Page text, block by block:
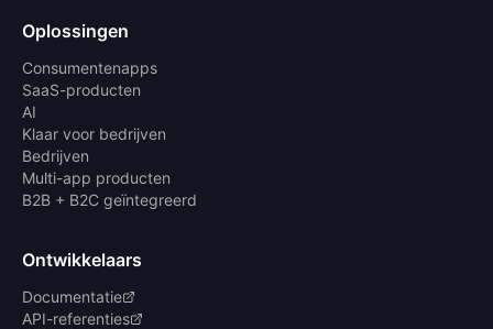
Oplossingen
Consumentenapps
SaaS-producten
AI
Klaar voor bedrijven
Bedrijven
Multi-app producten
B2B + B2C geïntegreerd
Ontwikkelaars
Documentatie
API-referenties